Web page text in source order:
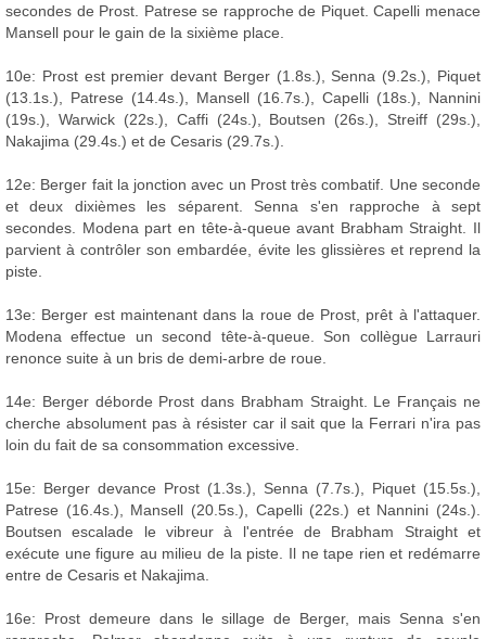
secondes de Prost. Patrese se rapproche de Piquet. Capelli menace
Mansell pour le gain de la sixième place.
10e: Prost est premier devant Berger (1.8s.), Senna (9.2s.), Piquet
(13.1s.), Patrese (14.4s.), Mansell (16.7s.), Capelli (18s.), Nannini
(19s.), Warwick (22s.), Caffi (24s.), Boutsen (26s.), Streiff (29s.),
Nakajima (29.4s.) et de Cesaris (29.7s.).
12e: Berger fait la jonction avec un Prost très combatif. Une seconde
et deux dixièmes les séparent. Senna s'en rapproche à sept
secondes. Modena part en tête-à-queue avant Brabham Straight. Il
parvient à contrôler son embardée, évite les glissières et reprend la
piste.
13e: Berger est maintenant dans la roue de Prost, prêt à l'attaquer.
Modena effectue un second tête-à-queue. Son collègue Larrauri
renonce suite à un bris de demi-arbre de roue.
14e: Berger déborde Prost dans Brabham Straight. Le Français ne
cherche absolument pas à résister car il sait que la Ferrari n'ira pas
loin du fait de sa consommation excessive.
15e: Berger devance Prost (1.3s.), Senna (7.7s.), Piquet (15.5s.),
Patrese (16.4s.), Mansell (20.5s.), Capelli (22s.) et Nannini (24s.).
Boutsen escalade le vibreur à l'entrée de Brabham Straight et
exécute une figure au milieu de la piste. Il ne tape rien et redémarre
entre de Cesaris et Nakajima.
16e: Prost demeure dans le sillage de Berger, mais Senna s'en